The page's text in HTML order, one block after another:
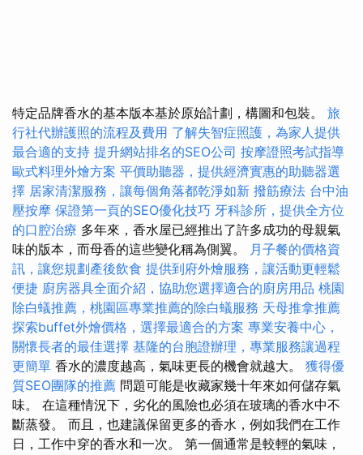
特定品牌香水的基本版本基於原始計劃，構圖和包裝。 旅
行社代辦護照的流程及費用 了解失智症照護，為家人提供
最合適的支持 提升網站排名的SEO公司 按摩證照考試指導
歐式料理外燴方案 平價助聽器，提供經濟實惠的助聽器選
擇 居家清潔服務，讓每個角落都乾淨如新 撥筋療法 台中油
壓按摩 保證第一頁的SEO優化技巧 牙科診所，提供全方位
的口腔治療 多年來，香水屋已經推出了許多成功的母親氣
味的版本，而母香的這些變化稱為側翼。 月子餐的價格資
訊，讓您規劃產後飲食 提供到府外燴服務，讓活動更輕鬆
便捷 廚房器具全面介紹，協助您選擇適合的廚房用品 桃園
除白蟻推薦，桃園區專業推薦的除白蟻服務 天母推拿推薦
探索buffet外燴價格，選擇最適合的方案 專業安養中心，
關懷長者的最佳選擇 基隆的台胞證辦理，專業服務讓過程
更簡單 香水的濃度越高，氣味更長的機會就越大。 獲得優
質SEO團隊的推薦 問題可能是收藏家幾十年來如何儲存氣
味。 在這種情況下，劣化的風險也必須在玻璃的香水中不
斷蒸發。 而且，也建議保留更多的香水，例如我們在工作
日，工作中穿的香水和一次。 第一個通常是較輕的氣味，